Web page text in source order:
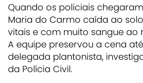
Quando os policiais
Maria do Carmo caída ao
vitais e com muito sangue ao
A equipe preservou a cena
delegada plantonista,
da Polícia Civil.